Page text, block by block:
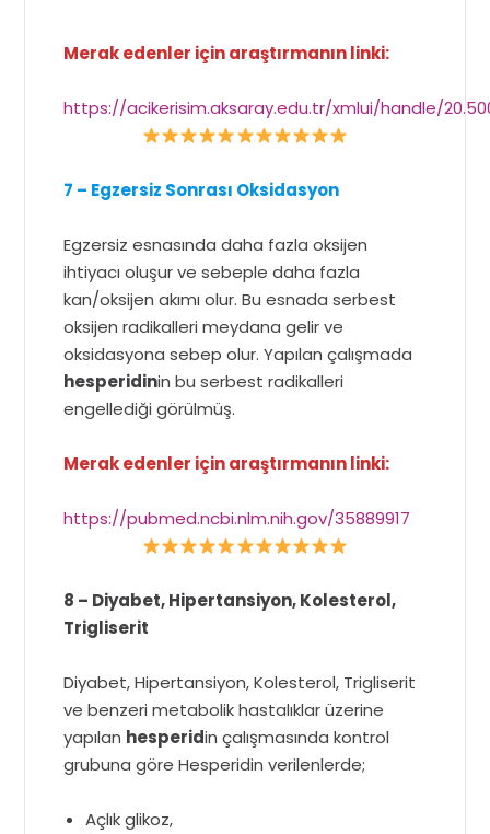
Merak edenler için araştırmanın linki:
https://acikerisim.aksaray.edu.tr/xmlui/handle/
7 – Egzersiz Sonrası Oksidasyon
Egzersiz esnasında daha fazla oksijen
ihtiyacı oluşur ve sebeple daha fazla
kan/oksijen akımı olur. Bu esnada serbest
oksijen radikalleri meydana gelir ve
oksidasyona sebep olur. Yapılan çalışmada
hesperidinin bu serbest radikalleri
engellediği görülmüş.
Merak edenler için araştırmanın linki:
https://pubmed.ncbi.nlm.nih.gov/35889917
8 – Diyabet, Hipertansiyon, Kolesterol,
Trigliserit
Diyabet, Hipertansiyon, Kolesterol, Trigliserit
ve benzeri metabolik hastalıklar üzerine
yapılan hesperidin çalışmasında kontrol
grubuna göre Hesperidin verilenlerde;
Açlık glikoz,